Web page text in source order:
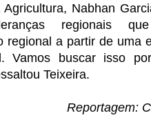
Nabhan
regionais
regional a partir de uma
Vamos buscar isso
Teixeira.
Reportagem: